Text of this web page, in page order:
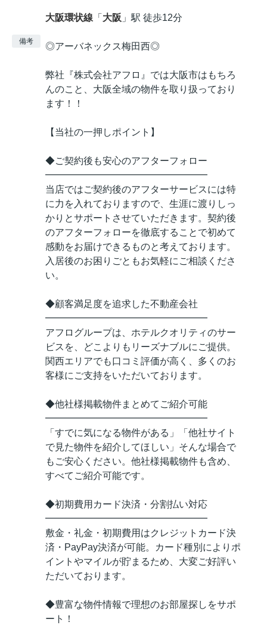
大阪環状線 「 大阪 」駅 徒歩12分
備考 ◎アーバネックス梅田西◎
弊社『株式会社アフロ』では大阪市はもちろ
んのこと、大阪全域の物件を取り扱っており
ます！！
【当社の一押しポイント】
◆ご契約後も安心のアフターフォロー
━━━━━━━━━━━━━━━━━
当店ではご契約後のアフターサービスには特
に力を入れておりますので、生涯に渡りしっ
かりとサポートさせていただきます。契約後
のアフターフォローを徹底することで初めて
感動をお届けできるものと考えております。
入居後のお困りごともお気軽にご相談くださ
い。
◆顧客満足度を追求した不動産会社
━━━━━━━━━━━━━━━━━
アフログループは、ホテルクオリティのサー
ビスを、どこよりもリーズナブルにご提供。
関西エリアでも口コミ評価が高く、多くのお
客様にご支持をいただいております。
◆他社様掲載物件まとめてご紹介可能
━━━━━━━━━━━━━━━━━
「すでに気になる物件がある」「他社サイト
で見た物件を紹介してほしい」そんな場合で
もご安心ください。他社様掲載物件も含め、
すべてご紹介可能です。
◆初期費用カード決済・分割払い対応
━━━━━━━━━━━━━━━━━
敷金・礼金・初期費用はクレジットカード決
済・PayPay決済が可能。カード種別によりポ
イントやマイルが貯まるため、大変ご好評い
ただいております。
◆豊富な物件情報で理想のお部屋探しをサポ
ート！